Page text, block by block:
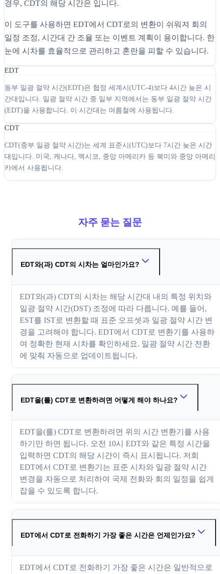
경우, CDT의 해당 시간은 입니다.
이 도구를 사용하면 EDT에서 CDT로의 변환이 쉬워져 회의
일정 조정, 시간대 간 조율 또는 이벤트 계획이 용이합니다. 한
눈에 시차를 효율적으로 관리하고 혼란을 피할 수 있습니다.
EDT
동부 일광 절약 시간(EDT)은 협정 세계시(UTC-4)보다 4시간 늦은 시
간대입니다. 일광 절약 시간 중 일부 지역에서는 동부 일광 절약 시간
(EDT)을 사용합니다. 이 시간대는 여름철에 사용됩니다.
CDT
CDT(중부 일광 절약 시간)는 세계 표준시(UTC)보다 7시간 늦은 시간
대입니다. 미국, 캐나다, 멕시코, 중앙 아메리카 등 북미와 중앙 아메리
카에서 사용됩니다.
자주 묻는 질문
EDT와(과) CDT의 시차는 얼마인가요?
EDT와(과) CDT의 시차는 해당 시간대 내의 특정 위치와
일광 절약 시간(DST) 조정에 따라 다릅니다. 예를 들어,
EST를 IST로 변환할 때 표준 오프셋과 일광 절약 시간 변
경을 고려해야 합니다. EDT에서 CDT로 변환기를 사용하
여 정확한 현재 시차를 확인하세요. 일광 절약 시간 전환
에 맞춰 자동으로 업데이트됩니다.
EDT을(를) CDT로 변환하려면 어떻게 해야 하나요?
EDT을(를) CDT로 변환하려면 위의 시간 변환기를 사용
하기만 하면 됩니다. 오전 10시 EDT와 같은 특정 시간을
입력하면 CDT의 해당 시간이 즉시 표시됩니다. 저희
EDT에서 CDT로 변환기는 표준 시차와 일광 절약 시간
변경을 자동으로 처리하여 국제 전화와 회의 일정을 쉽게
잡을 수 있도록 합니다.
EDT에서 CDT로 전화하기 가장 좋은 시간은 언제인가요?
EDT에서 CDT로 전화하기 가장 좋은 시간은 일반적으로